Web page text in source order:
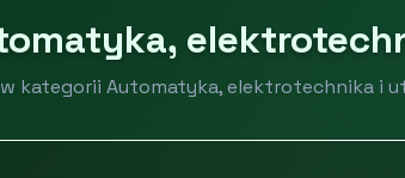
kategorii Automatyka, elektrotechnika i